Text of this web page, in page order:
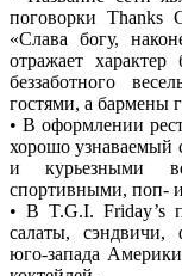
поговорки Thanks
«Слава богу,
отражает
беззаботного
гостями, а бармены
• В оформлении
хорошо узнаваемый
и курьезными
спортивными, поп-
• В T.G.I. Friday’s
салаты, сэндвичи,
юго-запада